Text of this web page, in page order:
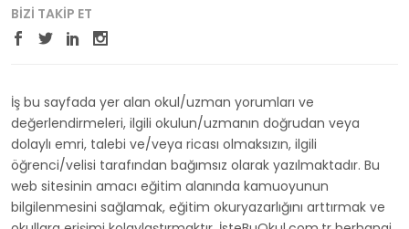
BIZI TAKIP ET
İş bu sayfada yer alan okul/uzman yorumları ve
değerlendirmeleri, ilgili okulun/uzmanın doğrudan veya
dolaylı emri, talebi ve/veya ricası olmaksızın, ilgili
öğrenci/velisi tarafından bağımsız olarak yazılmaktadır. Bu
web sitesinin amacı eğitim alanında kamuoyunun
bilgilenmesini sağlamak, eğitim okuryazarlığını arttırmak ve